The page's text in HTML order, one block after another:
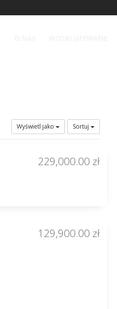
Wyświetl jako Sortuj
229,000.00 zł
129,900.00 zł